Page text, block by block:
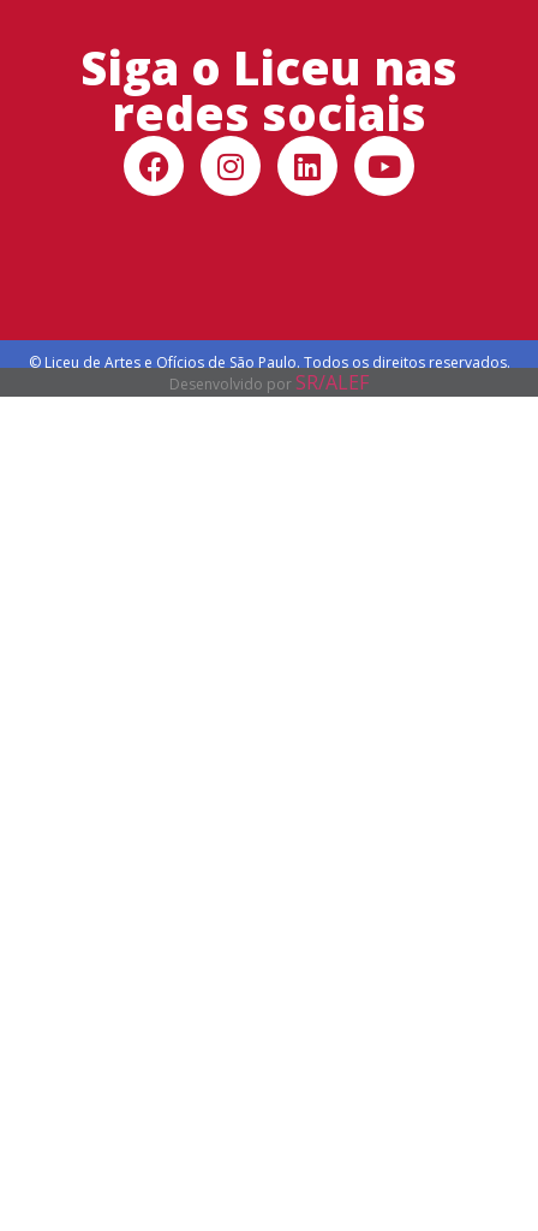
Siga o Liceu nas
redes sociais
© Liceu de Artes e Ofícios de São Paulo. Todos os direitos reservados.
Desenvolvido por SR/ALEF